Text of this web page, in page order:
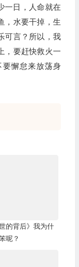
一日，人命就在
，水要干掉，生
可言？所以，我
，要赶快救火一
懈怠来放荡身
的背后》我为什
呢？